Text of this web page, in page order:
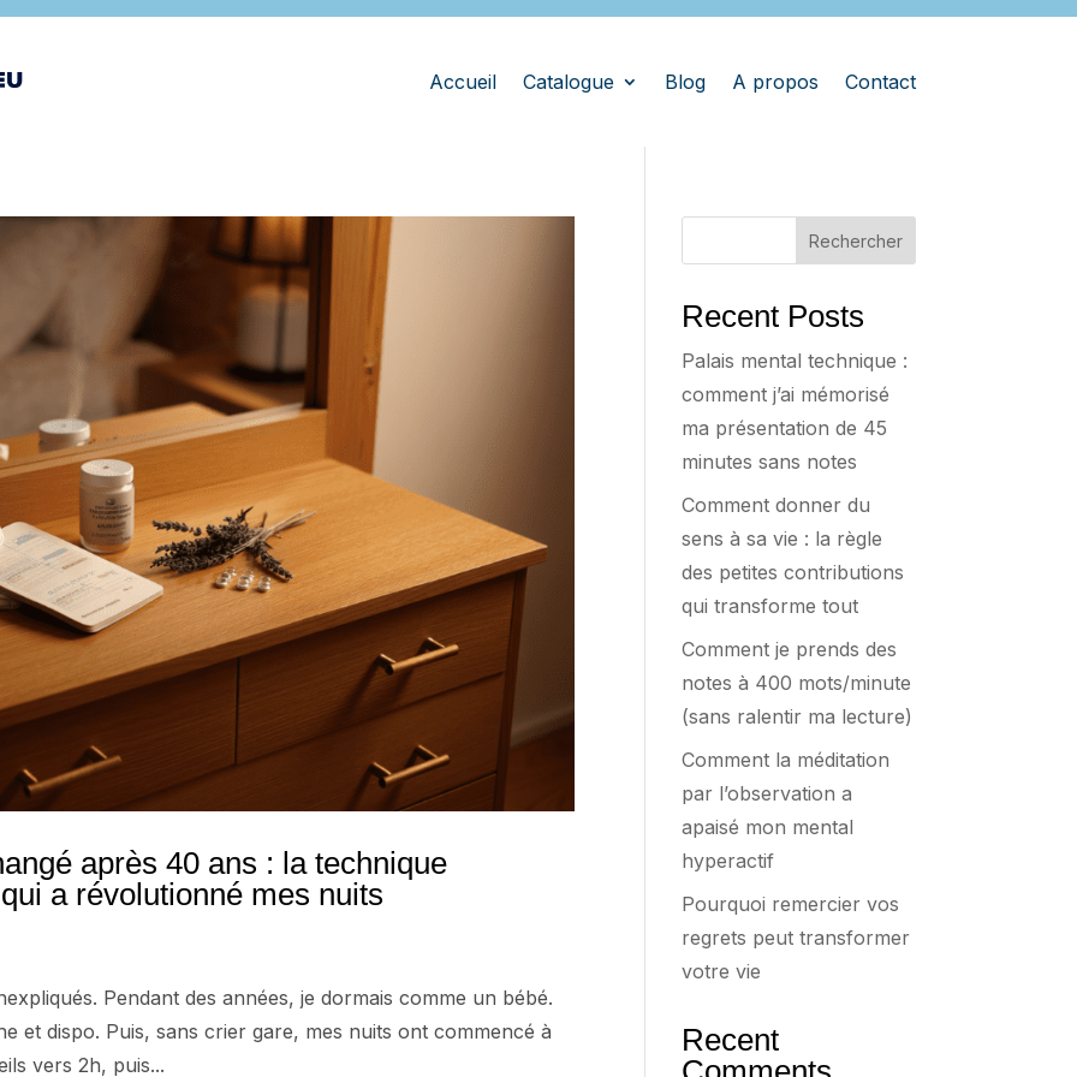
Accueil Catalogue Blog A propos Contact
après 40 ans : la technique
a révolutionné mes nuits
Pendant des années, je dormais comme un bébé.
et dispo. Puis, sans crier gare, mes nuits ont commencé à
vers 2h, puis...
Rechercher
Recent Posts
Palais mental technique :
comment j’ai mémorisé
ma présentation de 45
minutes sans notes
Comment donner du
sens à sa vie : la règle
des petites contributions
qui transforme tout
Comment je prends des
notes à 400 mots/minute
(sans ralentir ma lecture)
Comment la méditation
par l’observation a
apaisé mon mental
hyperactif
Pourquoi remercier vos
regrets peut transformer
votre vie
Recent